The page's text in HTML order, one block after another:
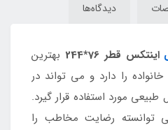
دیدگاه‌ها
اینتکس قطر 76*244
بهترین
را دارد و می تواند در
مورد استفاده قرار گیرد.
توانسته رضایت مخاطب را